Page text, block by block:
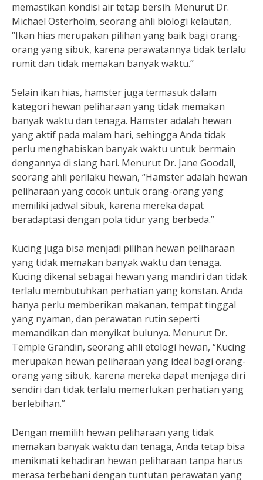
memastikan kondisi air tetap bersih. Menurut Dr.
Michael Osterholm, seorang ahli biologi kelautan,
“Ikan hias merupakan pilihan yang baik bagi orang-
orang yang sibuk, karena perawatannya tidak terlalu
rumit dan tidak memakan banyak waktu.”
Selain ikan hias, hamster juga termasuk dalam
kategori hewan peliharaan yang tidak memakan
banyak waktu dan tenaga. Hamster adalah hewan
yang aktif pada malam hari, sehingga Anda tidak
perlu menghabiskan banyak waktu untuk bermain
dengannya di siang hari. Menurut Dr. Jane Goodall,
seorang ahli perilaku hewan, “Hamster adalah hewan
peliharaan yang cocok untuk orang-orang yang
memiliki jadwal sibuk, karena mereka dapat
beradaptasi dengan pola tidur yang berbeda.”
Kucing juga bisa menjadi pilihan hewan peliharaan
yang tidak memakan banyak waktu dan tenaga.
Kucing dikenal sebagai hewan yang mandiri dan tidak
terlalu membutuhkan perhatian yang konstan. Anda
hanya perlu memberikan makanan, tempat tinggal
yang nyaman, dan perawatan rutin seperti
memandikan dan menyikat bulunya. Menurut Dr.
Temple Grandin, seorang ahli etologi hewan, “Kucing
merupakan hewan peliharaan yang ideal bagi orang-
orang yang sibuk, karena mereka dapat menjaga diri
sendiri dan tidak terlalu memerlukan perhatian yang
berlebihan.”
Dengan memilih hewan peliharaan yang tidak
memakan banyak waktu dan tenaga, Anda tetap bisa
menikmati kehadiran hewan peliharaan tanpa harus
merasa terbebani dengan tuntutan perawatan yang